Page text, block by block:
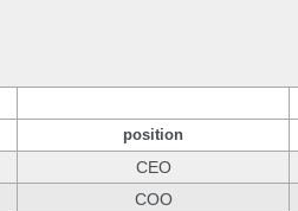
position
CEO
COO